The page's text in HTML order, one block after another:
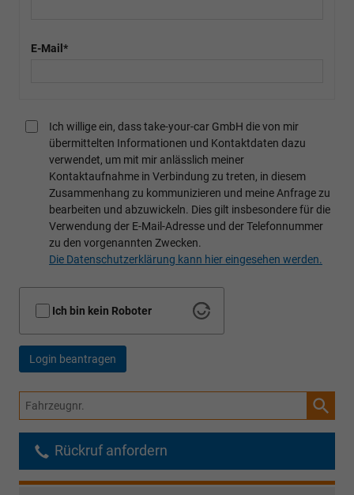
E-Mail*
Ich willige ein, dass take-your-car GmbH die von mir
übermittelten Informationen und Kontaktdaten dazu
verwendet, um mit mir anlässlich meiner
Kontaktaufnahme in Verbindung zu treten, in diesem
Zusammenhang zu kommunizieren und meine Anfrage zu
bearbeiten und abzuwickeln. Dies gilt insbesondere für die
Verwendung der E-Mail-Adresse und der Telefonnummer
zu den vorgenannten Zwecken.
Die Datenschutzerklärung kann hier eingesehen werden.
Ich bin kein Roboter
Login beantragen
Fahrzeugnr.
Rückruf anfordern